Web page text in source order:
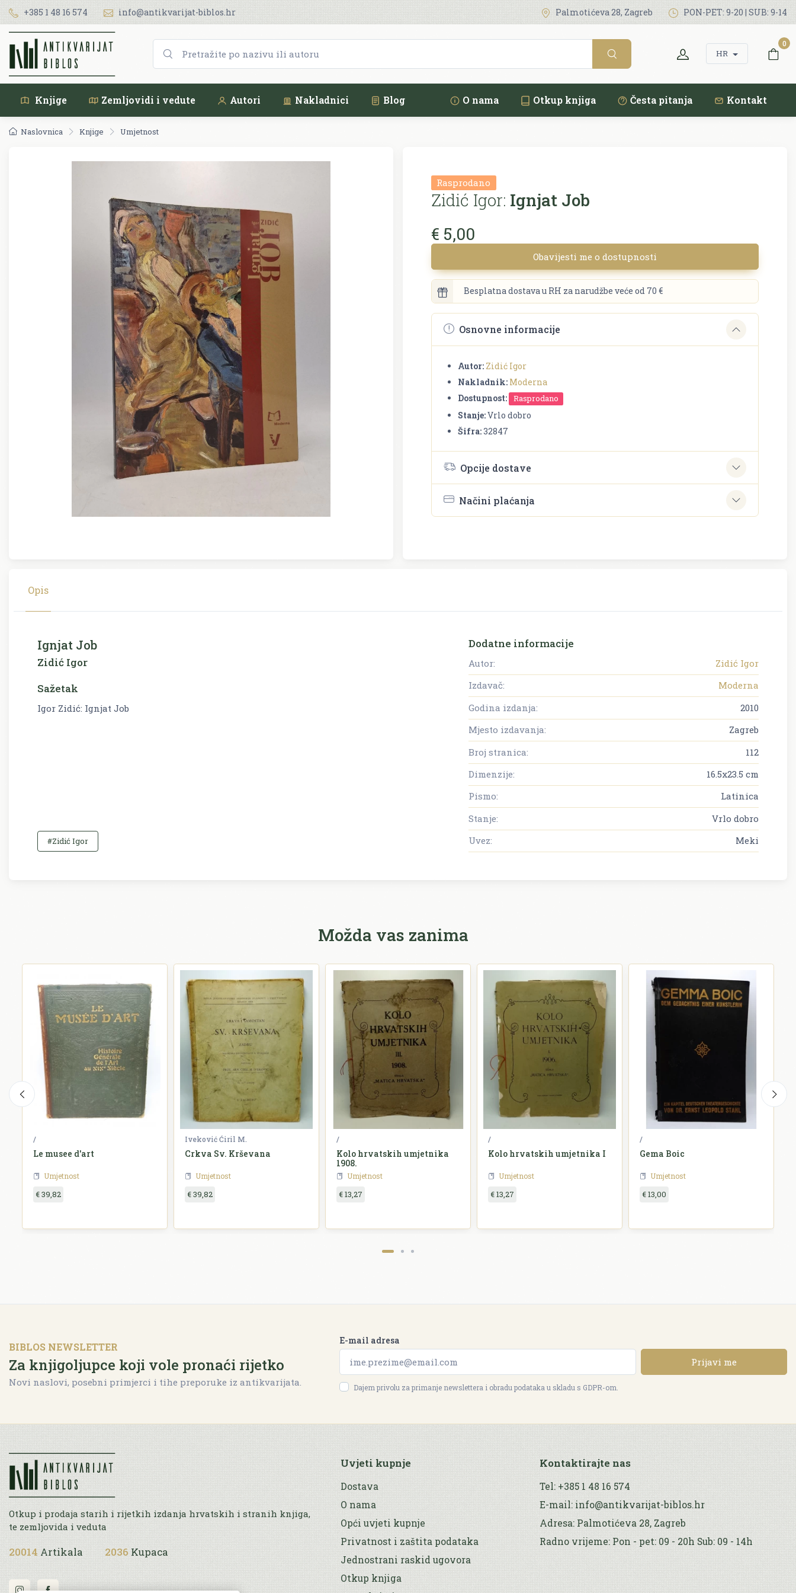
+385 1 48 16 574 info@antikvarijat-biblos.hr Palmotićeva 28, Zagreb PON-PET: 9-20 | SUB: 9-14
HR
0
Knjige Zemljovidi i vedute Autori Nakladnici Blog O nama Otkup knjiga Česta pitanja Kontakt
Naslovnica Knjige Umjetnost
Rasprodano
Zidić Igor: Ignjat Job
€ 5,00
Obavijesti me o dostupnosti
Besplatna dostava u RH za narudžbe veće od 70 €
Osnovne informacije
Autor: Zidić Igor
Nakladnik: Moderna
Dostupnost:
Rasprodano
Stanje:Vrlo dobro
Šifra:32847
Opcije dostave
Načini plaćanja
Opis
Ignjat Job
Zidić Igor
Sažetak
Igor Zidić: Ignjat Job
#Zidić Igor
Dodatne informacije
Autor:
Zidić Igor
Izdavač:
Moderna
Godina izdanja:
2010
Mjesto izdavanja:
Zagreb
Broj stranica:
112
Dimenzije:
16.5x23.5 cm
Pismo:
Latinica
Stanje:
Vrlo dobro
Uvez:
Meki
Možda vas zanima
/
Le musee d'art
Umjetnost
€ 39,82
Iveković Ćiril M.
Crkva Sv. Krševana
Umjetnost
€ 39,82
/
Kolo hrvatskih umjetnika
1908.
Umjetnost
€ 13,27
/
Kolo hrvatskih umjetnika I
Umjetnost
€ 13,27
/
Gema Boic
Umjetnost
€ 13,00
BIBLOS NEWSLETTER
Za knjigoljupce koji vole pronaći rijetko
Novi naslovi, posebni primjerci i tihe preporuke iz antikvarijata.
E-mail adresa
Prijavi me
Dajem privolu za primanje newslettera i obradu podataka u skladu s GDPR-om.
Otkup i prodaja starih i rijetkih izdanja hrvatskih i stranih knjiga,
te zemljovida i veduta
20014 Artikala 2036 Kupaca
Uvjeti kupnje
Dostava
O nama
Opći uvjeti kupnje
Privatnost i zaštita podataka
Jednostrani raskid ugovora
Otkup knjiga
Kontaktirajte nas
Tel: +385 1 48 16 574
E-mail: info@antikvarijat-biblos.hr
Adresa: Palmotićeva 28, Zagreb
Radno vrijeme: Pon - pet: 09 - 20h Sub: 09 - 14h